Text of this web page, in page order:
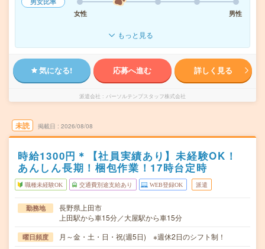
女性
男性
もっと見る
気になる! 応募へ進む 詳しく見る
派遣会社 パーソルテンプスタッフ株式会社
未読 掲載日 2026/08/08
時給1300円＊【社員実績あり】未経験OK！
あんしん長期！梱包作業！17時台定時
職種未経験OK 交通費別途支給あり WEB登録OK 派遣
勤務地
長野県上田市
上田駅から車15分／大屋駅から車15分
曜日頻度 月～金・土・日・祝(週5日) ※週休2日のシフト制！